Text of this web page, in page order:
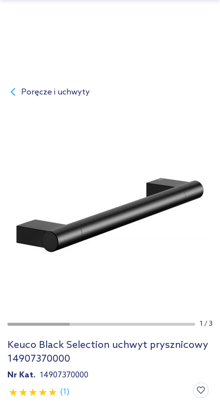
Poręcze i uchwyty
1 /3
Keuco Black Selection uchwyt prysznicowy
14907370000
Nr Kat. 14907370000
(1)